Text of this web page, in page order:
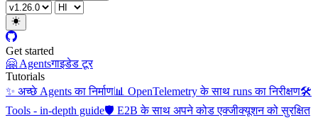
Get started
🤗 Agentsगाइडेड टूर
Tutorials
✨ अच्छे Agents का निर्माण📊 OpenTelemetry के साथ runs का निरीक्षण🛠️
Tools - in-depth guide🛡️ E2B के साथ अपने कोड एक्जीक्यूशन को सुरक्षित